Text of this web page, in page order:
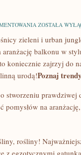
10
NA
ARANŻACJĘ
BALKONU
W
STYLU
URBAN
ZOSTAŁA
zieleni i urban
aranżację balkonu w
koniecznie zajrzyj do
urodą!Poznaj
stworzeniu
pomysłów na
rośliny!
z‌ egzotycznymi